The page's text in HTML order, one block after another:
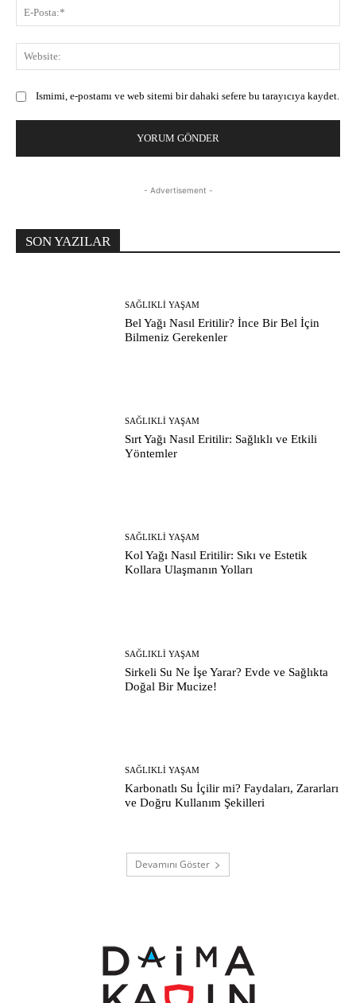
Ismimi, e-postamı ve web sitemi bir dahaki sefere bu tarayıcıya kaydet.
- Advertisement -
SON YAZILAR
SAĞLIKLI YAŞAM
Bel Yağı Nasıl Eritilir? İnce Bir Bel İçin
Bilmeniz Gerekenler
SAĞLIKLI YAŞAM
Sırt Yağı Nasıl Eritilir: Sağlıklı ve Etkili
Yöntemler
SAĞLIKLI YAŞAM
Kol Yağı Nasıl Eritilir: Sıkı ve Estetik
Kollara Ulaşmanın Yolları
SAĞLIKLI YAŞAM
Sirkeli Su Ne İşe Yarar? Evde ve Sağlıkta
Doğal Bir Mucize!
SAĞLIKLI YAŞAM
Karbonatlı Su İçilir mi? Faydaları, Zararları
ve Doğru Kullanım Şekilleri
Devamını Göster